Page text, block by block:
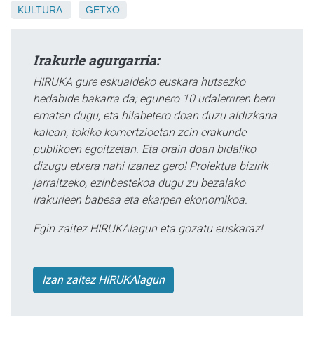
KULTURA GETXO
Irakurle agurgarria:
HIRUKA gure eskualdeko euskara hutsezko
hedabide bakarra da; egunero 10 udalerriren berri
ematen dugu, eta hilabetero doan duzu aldizkaria
kalean, tokiko komertzioetan zein erakunde
publikoen egoitzetan. Eta orain doan bidaliko
dizugu etxera nahi izanez gero! Proiektua bizirik
jarraitzeko, ezinbestekoa dugu zu bezalako
irakurleen babesa eta ekarpen ekonomikoa.
Egin zaitez HIRUKAlagun eta gozatu euskaraz!
Izan zaitez HIRUKAlagun